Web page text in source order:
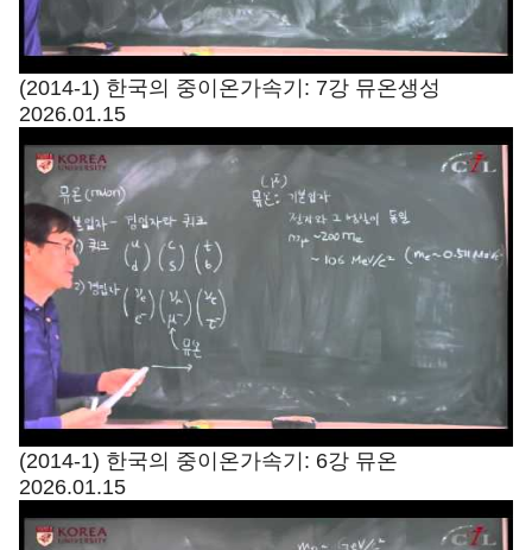
(2014-1) 한국의 중이온가속기: 7강 뮤온생성
2026.01.15
(2014-1) 한국의 중이온가속기: 6강 뮤온
2026.01.15